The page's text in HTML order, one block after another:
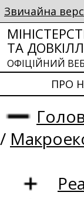
Звичайна
ТА
ОФІЦІЙНИЙ
ПРО
/